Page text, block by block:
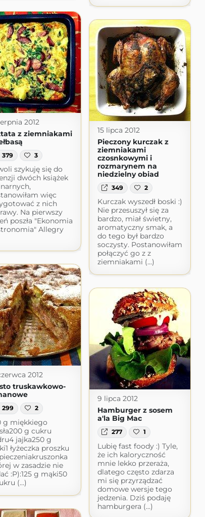
2012
z ziemniakami
379 3
szykuję się do
dwóch książek
więc
z nich
Na pierwszy
poszła "Ekonomia
Allegry
15 lipca 2012
Pieczony kurczak z
ziemniakami
czosnkowymi i
rozmarynem na
niedzielny obiad
349 2
Kurczak wyszedł boski :)
Nie przesuszył się za
bardzo, miał świetny,
aromatyczny smak, a
do tego był bardzo
soczysty. Postanowiłam
połączyć go z z
ziemniakami (...)
2012
truskawkowo-
299 2
g miękkiego
g cukru
jajka250 g
łyżeczka proszku
w zasadzie nie
:P):125 g mąki50
(...)
9 lipca 2012
Hamburger z sosem
a'la Big Mac
277 1
Lubię fast foody :) Tyle,
że ich kaloryczność
mnie lekko przeraża,
dlatego często zdarza
mi się przyrządzać
domowe wersje tego
jedzenia. Dziś podaję
hamburgera (...)